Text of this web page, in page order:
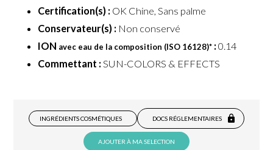
Certification(s) : OK Chine, Sans palme
Conservateur(s) : Non conservé
ION avec eau de la composition (ISO 16128)* : 0.14
Commettant : SUN-COLORS & EFFECTS
INGRÉDIENTS COSMÉTIQUES DOCS RÉGLEMENTAIRES
AJOUTER À MA SELECTION